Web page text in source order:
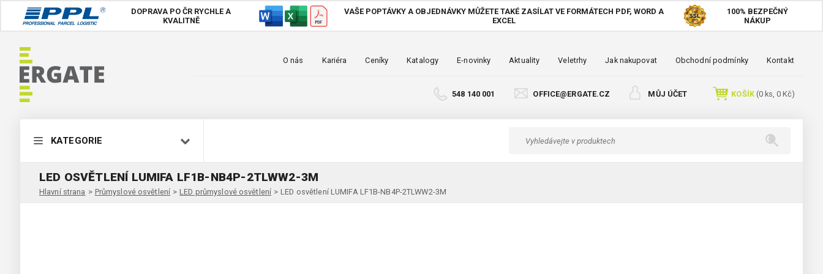
DOPRAVA PO ČR RYCHLE A
KVALITNĚ
VAŠE POPTÁVKY A OBJEDNÁVKY MŮŽETE TAKÉ ZASÍLAT VE FORMÁTECH PDF, WORD A
EXCEL
100% BEZPEČNÝ
NÁKUP
O nás Kariéra Ceníky Katalogy E-novinky Aktuality Veletrhy Jak nakupovat Obchodní podmínky Kontakt
548 140 001 OFFICE@ERGATE.CZ MŮJ ÚČET KOŠÍK(0ks, 0 Kč)
KATEGORIE
LED OSVĚTLENÍ LUMIFA LF1B-NB4P-2TLWW2-3M
Hlavní strana > Průmyslové osvětlení > LED průmyslové osvětlení > LED osvětlení LUMIFA LF1B-NB4P-2TLWW2-3M